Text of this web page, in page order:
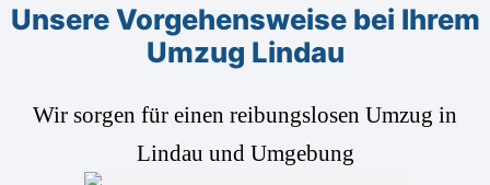
Unsere Vorgehensweise bei Ihrem
Umzug Lindau
Wir sorgen für einen reibungslosen Umzug in
Lindau und Umgebung